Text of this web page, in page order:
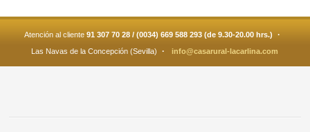
Atención al cliente 91 307 70 28 / (0034) 669 588 293 (de 9.30-20.00 hrs.) ·
Las Navas de la Concepción (Sevilla) · info@casarural-lacarlina.com